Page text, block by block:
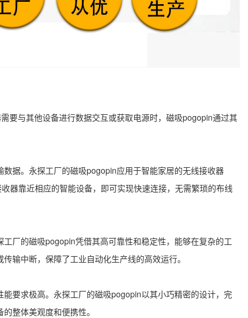
要与其他设备进行数据交互或获取电源时， 磁吸pogopin通过其
数据。永探工厂的磁吸pogopin应用于智能家居的无线接收器
器靠近相应的智能设备，即可实现快速连接，无需繁琐的布线
工厂的磁吸pogopin凭借其高可靠性和稳定性，能够在复杂的工
输中断，保障了工业自动化生产线的高效运行。
要求极高。永探工厂的磁吸pogopin以其小巧精密的设计，完
整体美观度和便携性。